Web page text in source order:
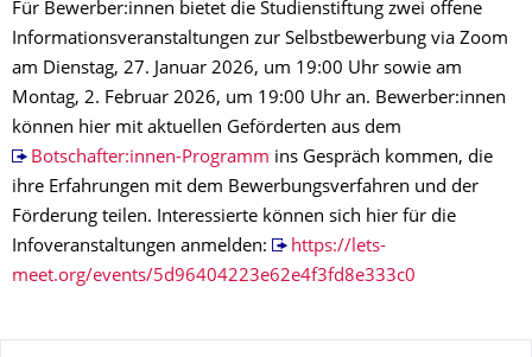
Für Bewerber:innen bietet die Studienstiftung zwei offene
Informationsveranstaltungen zur Selbstbewerbung via Zoom
am Dienstag, 27. Januar 2026, um 19:00 Uhr sowie am
Montag, 2. Februar 2026, um 19:00 Uhr an. Bewerber:innen
können hier mit aktuellen Geförderten aus dem
Botschafter:innen-Programm ins Gespräch kommen, die
ihre Erfahrungen mit dem Bewerbungsverfahren und der
Förderung teilen. Interessierte können sich hier für die
Infoveranstaltungen anmelden:
https://lets-
meet.org/events/5d96404223e62e4f3fd8e333c0